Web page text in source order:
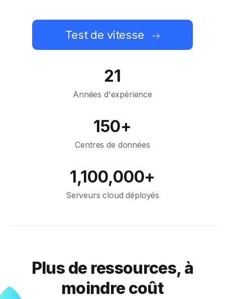
Test de vitesse
21
Années d'expérience
150+
Centres de données
1,100,000+
Serveurs cloud déployés
Plus de ressources, à
moindre coût